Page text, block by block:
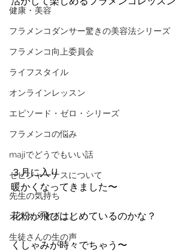
健康・美容
フラメンコダンサー驚きの美容法シリーズ
フラメンコ向上委員会
ライフスタイル
オンラインレッスン
エピソード・ゼロ・シリーズ
フラメンコの悩み
majiでどうでもいい話
セビジャーナスについて
先生の気持ち
オススメすること
生徒さんの生の声
３月に入り
暖かくなってきました〜
花粉が飛びはじめているのかな？
くしゃみが時々でちゃう〜